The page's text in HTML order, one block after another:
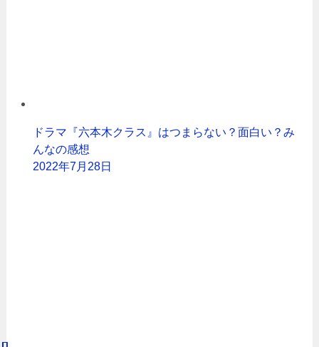
ドラマ『六本木クラス』はつまらない？面白い？み
んなの感想
2022年7月28日